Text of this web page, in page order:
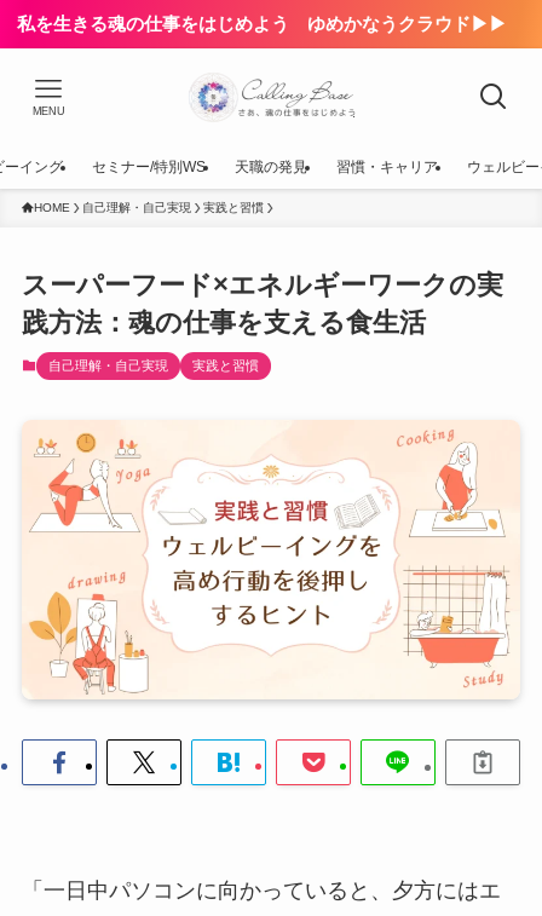
私を生きる魂の仕事をはじめよう ゆめかなうクラウド▶▶
MENU
ーイング セミナー/特別WS 天職の発見 習慣・キャリア ウェルビ
HOME 自己理解・自己実現 実践と習慣
スーパーフード×エネルギーワークの実
践方法：魂の仕事を支える食生活
自己理解・自己実現 実践と習慣
「一日中パソコンに向かっていると、夕方にはエ